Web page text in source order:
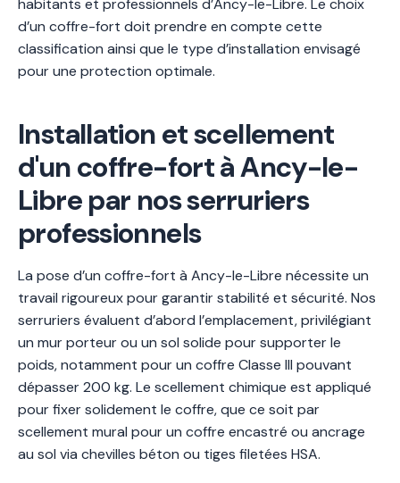
d’un coffre-fort doit prendre en compte cette
classification ainsi que le type d’installation envisagé
pour une protection optimale.
Installation et scellement
d'un coffre-fort à Ancy-le-
Libre par nos serruriers
professionnels
La pose d’un coffre-fort à Ancy-le-Libre nécessite un
travail rigoureux pour garantir stabilité et sécurité. Nos
serruriers évaluent d’abord l’emplacement, privilégiant
un mur porteur ou un sol solide pour supporter le
poids, notamment pour un coffre Classe III pouvant
dépasser 200 kg. Le scellement chimique est appliqué
pour fixer solidement le coffre, que ce soit par
scellement mural pour un coffre encastré ou ancrage
au sol via chevilles béton ou tiges filetées HSA.